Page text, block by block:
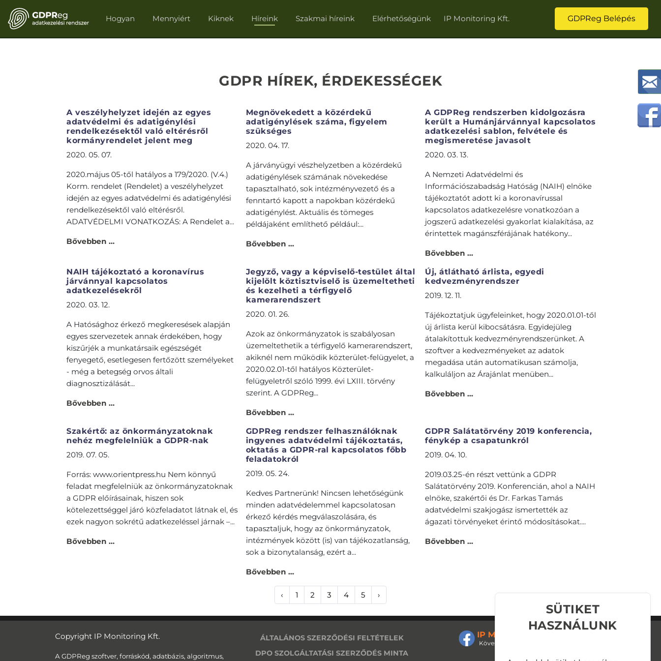
Hogyan Mennyiért Kiknek Híreink Szakmai híreink Elérhetőségünk IP Monitoring Kft. GDPReg Belépés
GDPR HÍREK, ÉRDEKESSÉGEK
A veszélyhelyzet idején az egyes
adatvédelmi és adatigénylési
rendelkezésektől való eltérésről
kormányrendelet jelent meg
2020. 05. 07.
2020.május 05-től hatályos a 179/2020. (V.4.)
Korm. rendelet (Rendelet) a veszélyhelyzet
idején az egyes adatvédelmi és adatigénylési
rendelkezésektől való eltérésről.
ADATVÉDELMI VONATKOZÁS: A Rendelet a...
Bővebben ...
Megnövekedett a közérdekű
adatigénylések száma, figyelem
szükséges
2020. 04. 17.
A járványügyi vészhelyzetben a közérdekű
adatigénylések számának növekedése
tapasztalható, sok intézményvezető és a
fenntartó kapott a napokban közérdekű
adatigénylést. Aktuális és tömeges
példájaként említhető például:...
Bővebben ...
A GDPReg rendszerben kidolgozásra
került a Humánjárvánnyal kapcsolatos
adatkezelési sablon, felvétele és
megismeretése javasolt
2020. 03. 13.
A Nemzeti Adatvédelmi és
Információszabadság Hatóság (NAIH) elnöke
tájékoztatót adott ki a koronavírussal
kapcsolatos adatkezelésre vonatkozóan a
jogszerű adatkezelési gyakorlat kialakítása, az
érintettek magánszférájának hatékony...
Bővebben ...
NAIH tájékoztató a koronavírus
járvánnyal kapcsolatos
adatkezelésekről
2020. 03. 12.
A Hatósághoz érkező megkeresések alapján
egyes szervezetek annak érdekében, hogy
kiszűrjék a munkatársaik egészségét
fenyegető, esetlegesen fertőzött személyeket
- még a betegség orvos általi
diagnosztizálását...
Bővebben ...
Jegyző, vagy a képviselő-testület által
kijelölt köztisztviselő is üzemeltetheti
és kezelheti a térfigyelő
kamerarendszert
2020. 01. 26.
Azok az önkormányzatok is szabályosan
üzemeltethetik a térfigyelő kamerarendszert,
akiknél nem működik közterület-felügyelet, a
2020.02.01-től hatályos Közterület-
felügyeletről szóló 1999. évi LXIII. törvény
szerint. A GDPReg...
Bővebben ...
Új, átlátható árlista, egyedi
kedvezményrendszer
2019. 12. 11.
Tájékoztatjuk ügyfeleinket, hogy 2020.01.01-től
új árlista kerül kibocsátásra. Egyidejüleg
átalakítottuk kedvezményrendszerünket. A
szoftver a kedvezményeket az adatok
megadása után automatikusan számolja,
kalkuláljon az Árajánlat menüben...
Bővebben ...
Szakértő: az önkormányzatoknak
nehéz megfelelniük a GDPR-nak
2019. 07. 05.
Forrás: www.orientpress.hu Nem könnyű
feladat megfelelniük az önkormányzatoknak
a GDPR előírásainak, hiszen sok
kötelezettséggel járó közfeladatot látnak el, és
ezek nagyon sokrétű adatkezeléssel járnak –...
Bővebben ...
GDPReg rendszer felhasználóknak
ingyenes adatvédelmi tájékoztatás,
oktatás a GDPR-ral kapcsolatos főbb
feladatokról
2019. 05. 24.
Kedves Partnerünk! Nincsen lehetőségünk
minden adatvédelemmel kapcsolatosan
érkező kérdés megválaszolására, és
tapasztaljuk, hogy az önkormányzatok,
intézmények között (is) van tájékozatlanság,
sok a bizonytalanság, ezért a...
Bővebben ...
GDPR Salátatörvény 2019 konferencia,
fénykép a csapatunkról
2019. 04. 10.
2019.03.25-én részt vettünk a GDPR
Salátatörvény 2019. Konferencián, ahol a NAIH
elnöke, szakértői és Dr. Farkas Tamás
adatvédelmi szakjogász ismertették az
ágazati törvényeket érintő módosításokat....
Bővebben ...
‹ 1 2 3 4 5 ›
Copyright IP Monitoring Kft.
A GDPReg szoftver, forráskód, adatbázis, algoritmus,
ÁLTALÁNOS SZERZŐDÉSI FELTÉTELEK
DPO SZOLGÁLTATÁSI SZERZŐDÉS MINTA
IP Monitoring - GDPReg
Kövessen minket Facebookon is!
SÜTIKET
HASZNÁLUNK